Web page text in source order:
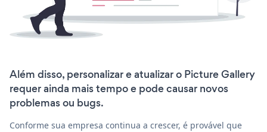
Além disso, personalizar e atualizar o Picture Gallery
requer ainda mais tempo e pode causar novos
problemas ou bugs.
Conforme sua empresa continua a crescer, é provável que